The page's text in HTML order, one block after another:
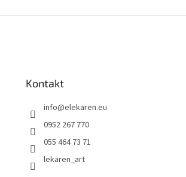
Kontakt
info@elekaren.eu
0952 267 770
055 464 73 71
lekaren_art